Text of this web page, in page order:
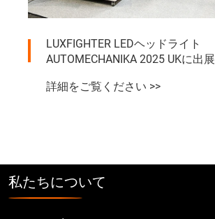
LUXFIGHTER LEDヘッドライト
AUTOMECHANIKA 2025 UKに出展
詳細をご覧ください >>
私たちについて